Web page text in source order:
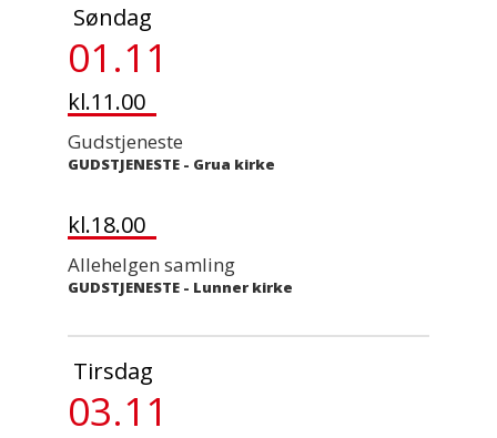
Søndag
01.11
kl.11.00
Gudstjeneste
GUDSTJENESTE - Grua kirke
kl.18.00
Allehelgen samling
GUDSTJENESTE - Lunner kirke
Tirsdag
03.11